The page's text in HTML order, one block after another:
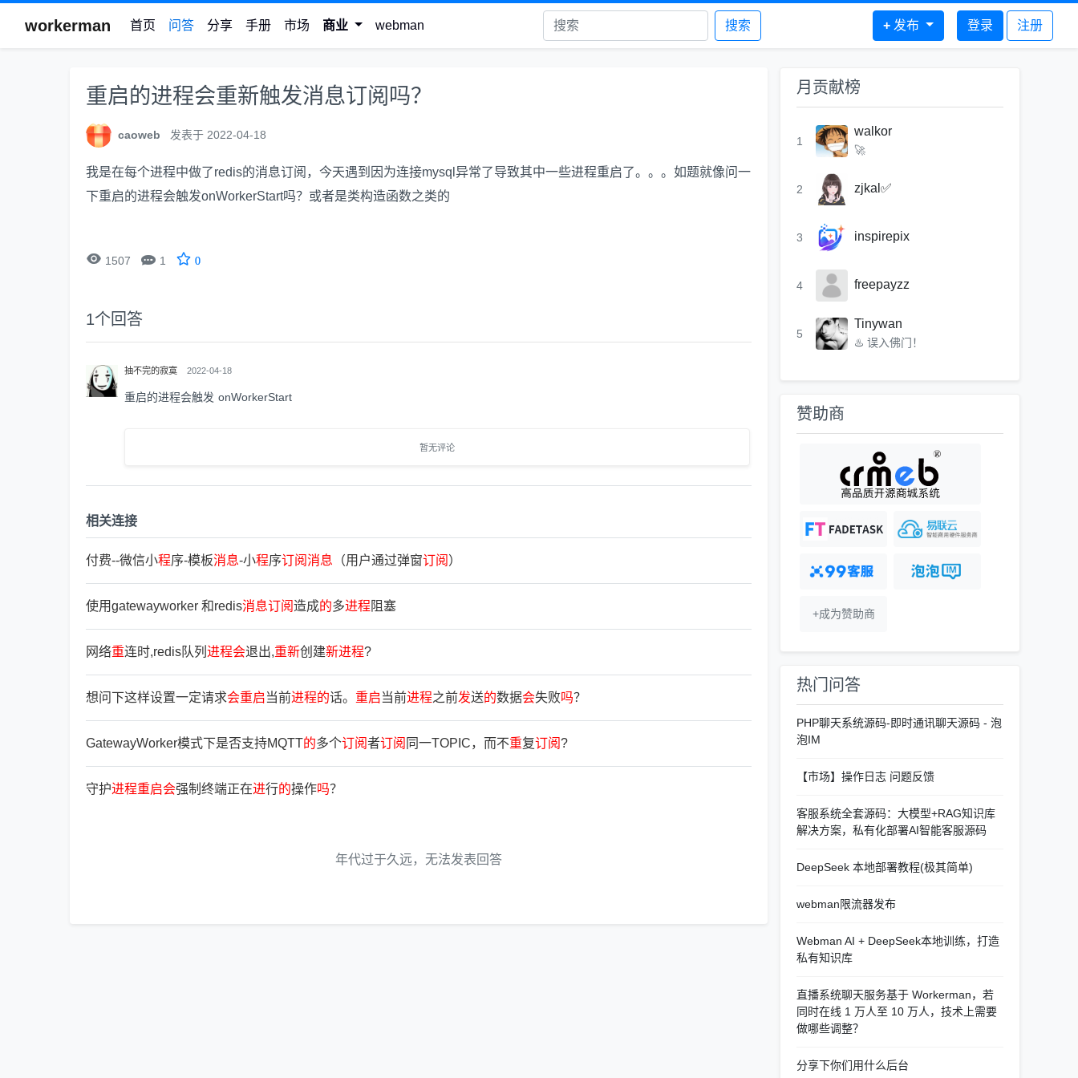
workerman 首页 问答 分享 手册 市场 商业 webman 搜索 + 发布 登录 注册
重启的进程会重新触发消息订阅吗？
caoweb 发表于 2022-04-18
我是在每个进程中做了redis的消息订阅，今天遇到因为连接mysql异常了导致其中一些进程重启了。。。如题就像问一
下重启的进程会触发onWorkerStart吗？或者是类构造函数之类的
 1507  1 0
1个回答
抽不完的寂寞 2022-04-18
重启的进程会触发 onWorkerStart
暂无评论
相关连接
付费--微信小程序-模板消息-小程序订阅消息 （用户通过弹窗订阅 ）
使用gatewayworker 和redis消息订阅造成的多进程 阻塞
网络重连时,redis队列 进程会退出,重新创建新进程?
想问下这样设置一定请求会重启当前进程的话。 重启当前进程之前发送的数据会失败吗？
GatewayWorker模式下是否支持MQTT的多个订阅者订阅 同一TOPIC，而不重复订阅?
守护进程重启会强制终端正在进行的操作吗？
年代过于久远，无法发表回答
月贡献榜
1
walkor
🚀
2 zjkal✅
3 inspirepix
4 freepayzz
5
Tinywan
♨️ 误入佛门！
赞助商
+成为赞助商
热门问答
PHP聊天系统源码-即时通讯聊天源码 - 泡
泡IM
【市场】操作日志 问题反馈
客服系统全套源码：大模型+RAG知识库
解决方案，私有化部署AI智能客服源码
DeepSeek 本地部署教程(极其简单)
webman限流器发布
Webman AI + DeepSeek本地训练，打造
私有知识库
直播系统聊天服务基于 Workerman，若
同时在线 1 万人至 10 万人，技术上需要
做哪些调整？
分享下你们用什么后台